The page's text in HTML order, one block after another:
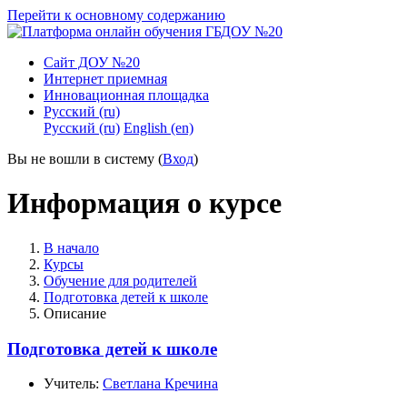
Перейти к основному содержанию
Сайт ДОУ №20
Интернет приемная
Инновационная площадка
Русский ‎(ru)‎
Русский ‎(ru)‎ English ‎(en)‎
Вы не вошли в систему (Вход)
Информация о курсе
В начало
Курсы
Обучение для родителей
Подготовка детей к школе
Описание
Подготовка детей к школе
Учитель: Светлана Кречина